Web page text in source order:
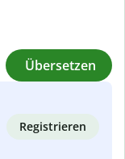
Übersetzen
Registrieren